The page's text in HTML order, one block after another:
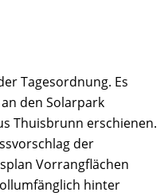
Tagesordnung. Es
den Solarpark
Thuisbrunn erschienen.
der
Vorrangflächen
hinter